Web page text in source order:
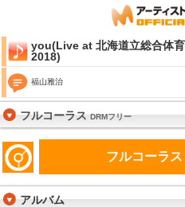
you(Live at 北海道立総合体
2018)
福山雅治
フルコーラスDRMフリー
フルコーラス
アルバム